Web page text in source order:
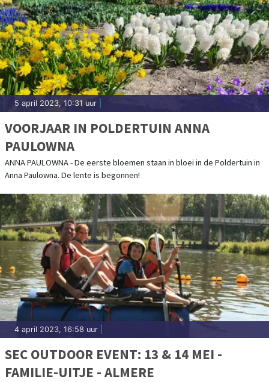
5 april 2023, 10:31 uur
VOORJAAR IN POLDERTUIN ANNA
PAULOWNA
ANNA PAULOWNA - De eerste bloemen staan in bloei in de Poldertuin in
Anna Paulowna. De lente is begonnen!
4 april 2023, 16:58 uur
SEC OUTDOOR EVENT: 13 & 14 MEI -
FAMILIE-UITJE - ALMERE